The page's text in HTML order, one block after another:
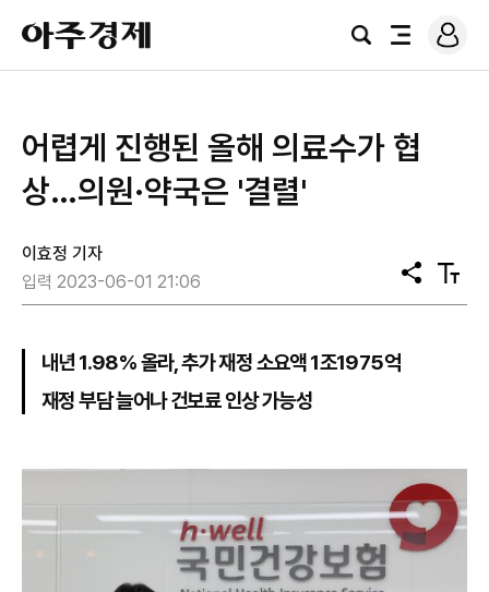
아
주
경
검
전
로
그
어렵게 진행된 올해 의료수가 협
상…의원·약국은 '결렬'
이효정 기자
입력 2023-06-01 21:06
공
유
텍
스
내년 1.98% 올라, 추가 재정 소요액 1조1975억
재정 부담 늘어나 건보료 인상 가능성